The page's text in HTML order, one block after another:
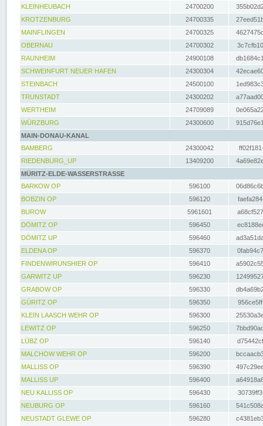
KLEINHEUBACH 24700200
KROTZENBURG
24700335
MAINFLINGEN
24700325
OBERNAU
24700302
RAUNHEIM
24900108
SCHWEINFURT NEUER HAFEN
24300304
STEINBACH
24500100
TRUNSTADT
24300202
WERTHEIM
24709089
WÜRZBURG
24300600
MAIN-DONAU-KANAL
BAMBERG
24300042
RIEDENBURG_UP
13409200
MÜRITZ-ELDE-WASSERSTRASSE
BARKOW OP
596100
BOBZIN OP
596120
BUROW
5961601
DÖMITZ OP
596450
DÖMITZ UP
596460
ELDENA OP
596370
FINDENWIRUNSHIER OP
596410
GARWITZ UP
596230
GRABOW OP
596330
GÜRITZ OP
596350
KLEIN LAASCH WEHR OP
596300
LEWITZ OP
596250
LÜBZ OP
596140
MALCHOW WEHR OP
596200
MALLISS OP
596390
MALLISS UP
596400
NEU KALLISS OP
596430
NEUBURG OP
596160
NEUSTADT GLEWE OP
596280